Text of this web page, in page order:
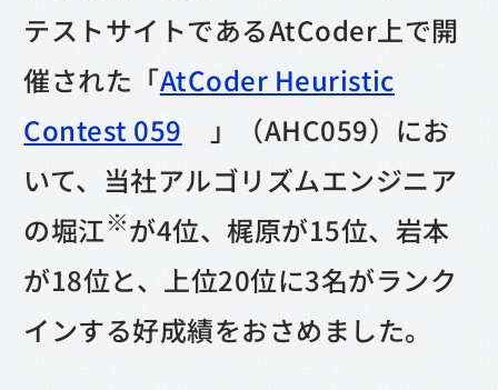
テストサイトであるAtCoder上で開
催された「AtCoder Heuristic
Contest 059
」（AHC059）にお
いて、当社アルゴリズムエンジニア
の堀江※が4位、梶原が15位、岩本
が18位と、上位20位に3名がランク
インする好成績をおさめました。